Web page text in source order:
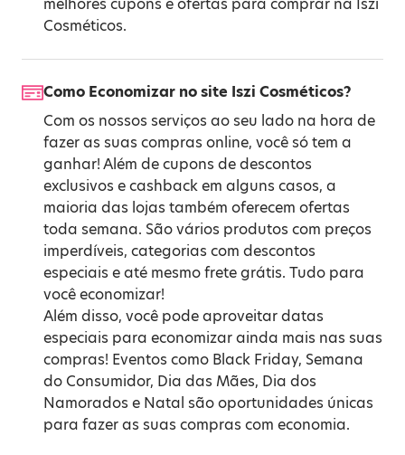
Cosméticos.
Como Economizar no site Iszi Cosméticos?
Com os nossos serviços ao seu lado na hora de
fazer as suas compras online, você só tem a
ganhar! Além de cupons de descontos
exclusivos e cashback em alguns casos, a
maioria das lojas também oferecem ofertas
toda semana. São vários produtos com preços
imperdíveis, categorias com descontos
especiais e até mesmo frete grátis. Tudo para
você economizar!
Além disso, você pode aproveitar datas
especiais para economizar ainda mais nas suas
compras! Eventos como Black Friday, Semana
do Consumidor, Dia das Mães, Dia dos
Namorados e Natal são oportunidades únicas
para fazer as suas compras com economia.